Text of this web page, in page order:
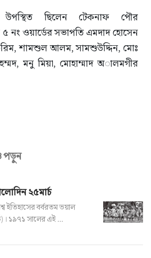
ছিলেন টেকনাফ পৌর
নং ওয়ার্ডের সভাপতি এমদাদ হোসেন
শামশুল আলম, সামশুউদ্দিন, মোঃ
মনু মিয়া, মোহাম্মাদ অালমগীর
পড়ুন
২৫মার্চ
ইতিহাসের বর্বরতম ভয়াল
১৯৭১ সালের এই ...